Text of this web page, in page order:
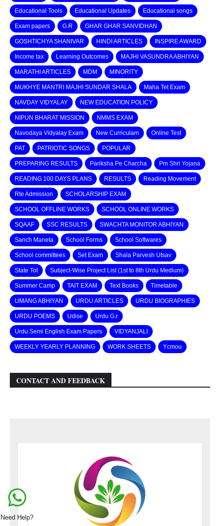
Educational Tools Educational Updates Educational songs
Exam papers G.R GHAR GHAR SANVIDHAN
GOSHTICHYA SHANIVAR HINDI ARTICLES INSPIRE AWARD
Income tax Learning Outcomes MAJHI VASUNDRA ABHIYAN
MARATHI ARTICLES MDM MINORITY
MUKHYE MANTRI MAJHI SUNDAR SHALA Maha Tet Exam
NAVDAY VIDYALAY NEW EDUCATION POLICY
NIPUN BHARAT MISSION NMMS EXAM
Navodaya Vidyalay Exam New Curriculam Online Test
PAT PATRIOTIC SONGS POPULAR
PREPARING RESULTS Pariksha Pe Charcha Pm Shri Yojana
READING 100 DAYS PLANS RESULTS Reading Movement
Rte Admission SCHOLARSHIP EXAM
SCHOOL OFFLINE WORKS SCHOOL ONLINE WORKS
SQAAF SSC RESULTS SWACHTA MONITOR ABHIYAN
Sanch Maneta School Forms School Softwares
School committees Set Exam Shala Parvesh Utsav
State Tot Subject-Wise Project List (1st to 8th Urdu Medium)
Summer Camp TAIT EXAM Text Books Timetable
UMANG ABHIYAN URDU ARTICLES URDU BIOGRAPHIES
URDU POEMS Udise Urdu G.r
Urdu Semi English Exam Papers VIDYANJALI
WEEKLY YEARLY PLANNING WORK SHEETS Ycmou
CONTACT AND FEEDBACK
Need Help?